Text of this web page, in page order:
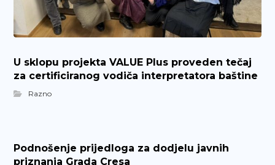
U sklopu projekta VALUE Plus proveden tečaj
za certificiranog vodiča interpretatora baštine
Razno
Podnošenje prijedloga za dodjelu javnih
priznanja Grada Cresa